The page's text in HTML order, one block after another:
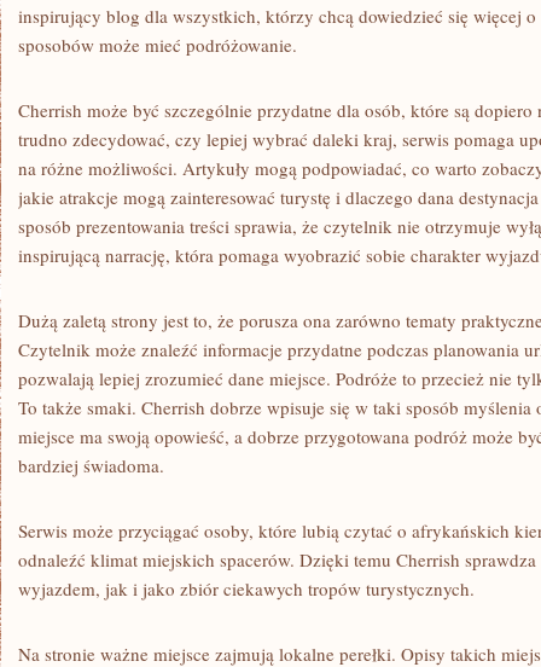
inspirujący blog dla wszystkich, którzy chcą dowiedzieć się więcej
sposobów może mieć podróżowanie.
Cherrish może być szczególnie przydatne dla osób, które są
trudno zdecydować, czy lepiej wybrać daleki kraj, serwis pomaga
na różne możliwości. Artykuły mogą podpowiadać, co warto
jakie atrakcje mogą zainteresować turystę i dlaczego dana
sposób prezentowania treści sprawia, że czytelnik nie otrzymuje
inspirującą narrację, która pomaga wyobrazić sobie charakter
Dużą zaletą strony jest to, że porusza ona zarówno tematy
Czytelnik może znaleźć informacje przydatne podczas planowania
pozwalają lepiej zrozumieć dane miejsce. Podróże to przecież nie
To także smaki. Cherrish dobrze wpisuje się w taki sposób myślenia
miejsce ma swoją opowieść, a dobrze przygotowana podróż może
bardziej świadoma.
Serwis może przyciągać osoby, które lubią czytać o afrykańskich
odnaleźć klimat miejskich spacerów. Dzięki temu Cherrish
wyjazdem, jak i jako zbiór ciekawych tropów turystycznych.
Na stronie ważne miejsce zajmują lokalne perełki. Opisy takich